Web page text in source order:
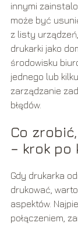
innymi
może być
z listy
drukarki jako
środowisku
jednego lub
zarządzanie
błędów.
Co
– krok po
Gdy drukarka
drukować,
aspektów.
połączeniem,